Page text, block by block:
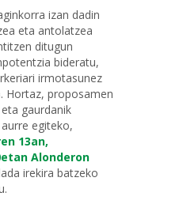
izan dadin
eta antolatzea
ditugun
bideratu,
irmotasunez
Hortaz, proposamen
gaurdanik
egiteko,
13an,
Alonderon
irekira batzeko